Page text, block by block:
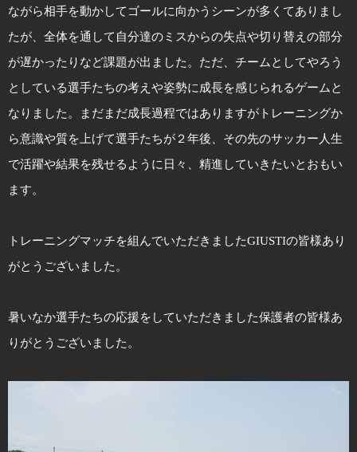
ながら相手を動かしてゴールに向かうシーンが多くてありまし
たが、全体を通して自分達のミスからの失点や切り替えの部分
が遅かったりなど課題が出ました。ただ、チームとしてやろう
としている選手たちの考えや姿勢に成長を感じられるゲームと
なりました。まだまだ成長過程ではありますがトレーニングか
ら意識や質を上げて選手たちが２年後、その先のサッカー人生
で活躍や結果を残せるように日々、精進していきたいとおもい
ます。
トレーニングマッチを組んでいただきましたGIUSTIの皆様あり
がとうございました。
暑いなか選手たちの応援をしていただきました保護者の皆様あ
りがとうございました。